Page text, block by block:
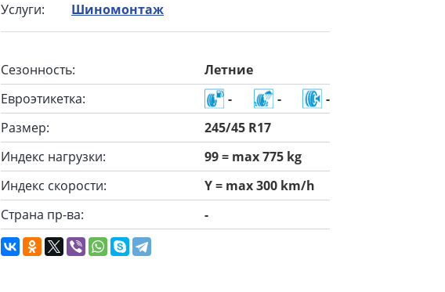
Услуги: Шиномонтаж
Сезонность:
Летние
Евроэтикетка:
- -
-
Размер:
245/45 R17
Индекс нагрузки:
99 = max 775 kg
Индекс скорости:
Y = max 300 km/h
Страна пр-ва:
-